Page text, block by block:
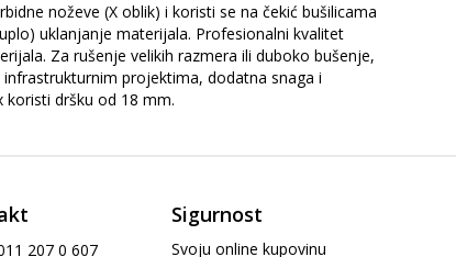
noževe (X oblik) i koristi se na čekić bušilicama
uklanjanje materijala. Profesionalni kvalitet
Za rušenje velikih razmera ili duboko bušenje,
projektima, dodatna snaga i
koristi dršku od 18 mm.
207 0 607
Sigurnost
Svoju online kupovinu